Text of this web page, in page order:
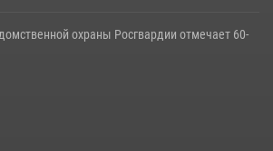
охраны Росгвардии отмечает 60-